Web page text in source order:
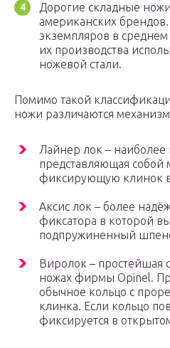
Дорогие складные
американских
экземпляров в
их производства
ножевой стали.
Помимо такой
ножи различаются
Лайнер лок – наиболее
представляющая собой
фиксирующую клинок в
Аксис лок – более
фиксатора в которой
подпружиненный
Виролок – простейшая
ножах фирмы Opinel.
обычное кольцо с
клинка. Если кольцо
фиксируется в